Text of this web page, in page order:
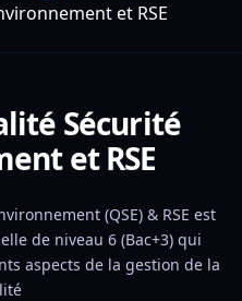
et RSE
Sécurité
et RSE
(QSE) & RSE est
de niveau 6 (Bac+3) qui
aspects de la gestion de la